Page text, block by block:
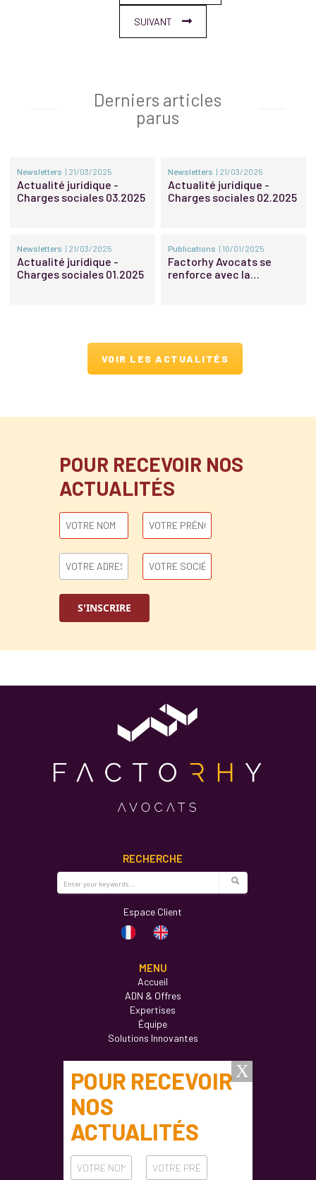
SUIVANT
Derniers articles
parus
Newsletters | 21/03/2025
Actualité juridique -
Charges sociales 03.2025
Newsletters | 21/03/2025
Actualité juridique -
Charges sociales 02.2025
Newsletters | 21/03/2025
Actualité juridique -
Charges sociales 01.2025
Publications | 10/01/2025
Factorhy Avocats se
renforce avec la
VOIR LES ACTUALITÉS
POUR RECEVOIR NOS
ACTUALITÉS
RECHERCHE
Espace Client
MENU
Accueil
ADN & Offres
Expertises
Équipe
Solutions Innovantes
Actualités
Carrières